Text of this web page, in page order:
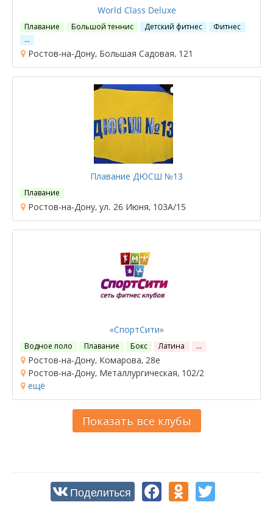
World Class Deluxe
Плавание Большой теннис Детский фитнес
Фитнес
…
Ростов-на-Дону, Большая Садовая, 121
Плавание ДЮСШ №13
Плавание
Ростов-на-Дону, ул. 26 Июня, 103А/15
«СпортСити»
Водное поло Плавание Бокс Латина …
Ростов-на-Дону, Комарова, 28е
Ростов-на-Дону, Металлургическая, 102/2
ещё
Показать все клубы
Поделиться